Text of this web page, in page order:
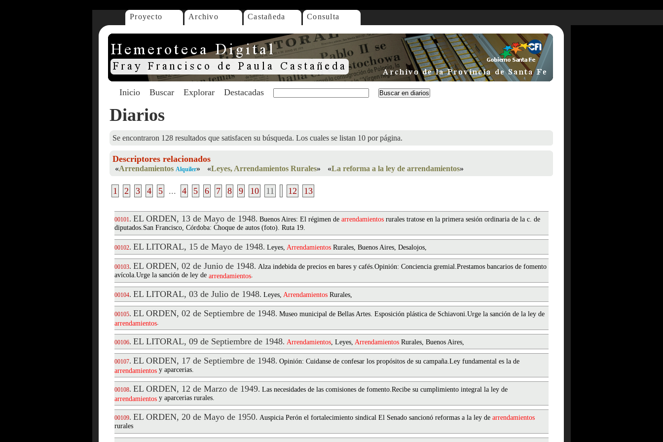
Proyecto Archivo Castañeda Consulta
Inicio Buscar Explorar Destacadas
Diarios
Se encontraron 128 resultados que satisfacen su búsqueda. Los cuales se listan 10 por página.
Descriptores relacionados
«Arrendamientos Alquiler» «Leyes, Arrendamientos Rurales» «La reforma a la ley de arrendamientos»
1 2 3 4 5 ... 4 5 6 7 8 9 10 11 12 13
00101. EL ORDEN, 13 de Mayo de 1948. Buenos Aires: El régimen de arrendamientos rurales tratose en la primera sesión ordinaria de la c. de
diputados.San Francisco, Córdoba: Choque de autos (foto). Ruta 19.
00102. EL LITORAL, 15 de Mayo de 1948. Leyes, Arrendamientos Rurales, Buenos Aires, Desalojos,
00103. EL ORDEN, 02 de Junio de 1948. Alza indebida de precios en bares y cafés.Opinión: Conciencia gremial.Prestamos bancarios de fomento
avícola.Urge la sanción de ley de arrendamientos.
00104. EL LITORAL, 03 de Julio de 1948. Leyes, Arrendamientos Rurales,
00105. EL ORDEN, 02 de Septiembre de 1948. Museo municipal de Bellas Artes. Esposición plástica de Schiavoni.Urge la sanción de la ley de
arrendamientos.
00106. EL LITORAL, 09 de Septiembre de 1948. Arrendamientos, Leyes, Arrendamientos Rurales, Buenos Aires,
00107. EL ORDEN, 17 de Septiembre de 1948. Opinión: Cuidanse de confesar los propósitos de su campaña.Ley fundamental es la de
arrendamientos y aparcerias.
00108. EL ORDEN, 12 de Marzo de 1949. Las necesidades de las comisiones de fomento.Recibe su cumplimiento integral la ley de
arrendamientos y aparcerias rurales.
00109. EL ORDEN, 20 de Mayo de 1950. Auspicia Perón el fortalecimiento sindical El Senado sancionó reformas a la ley de arrendamientos
rurales